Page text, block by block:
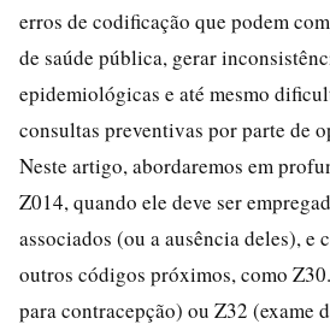
erros de codificação que podem
de saúde pública, gerar
epidemiológicas e até mesmo
consultas preventivas por parte de
Neste artigo, abordaremos em
Z014, quando ele deve ser
associados (ou a ausência deles), e
outros códigos próximos, como
para contracepção) ou Z32 (exame